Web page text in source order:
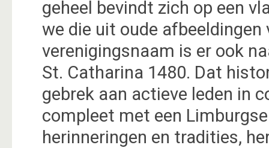
geheel bevindt zich op een
we die uit oude
verenigingsnaam is er ook
St. Catharina 1480. Dat
gebrek aan actieve leden in
compleet met een
herinneringen en tradities,